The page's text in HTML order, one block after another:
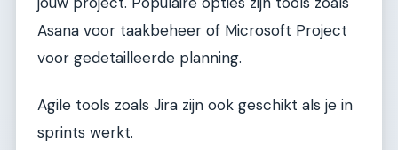
Asana voor taakbeheer of Microsoft Project
voor gedetailleerde planning.
Agile tools zoals Jira zijn ook geschikt als je in
sprints werkt.